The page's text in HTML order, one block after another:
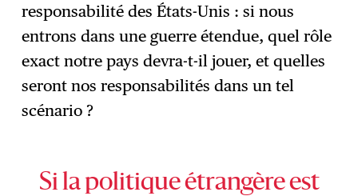
responsabilité des États-Unis : si nous
entrons dans une guerre étendue, quel rôle
exact notre pays devra-t-il jouer, et quelles
seront nos responsabilités dans un tel
scénario ?
Si la politique étrangère est